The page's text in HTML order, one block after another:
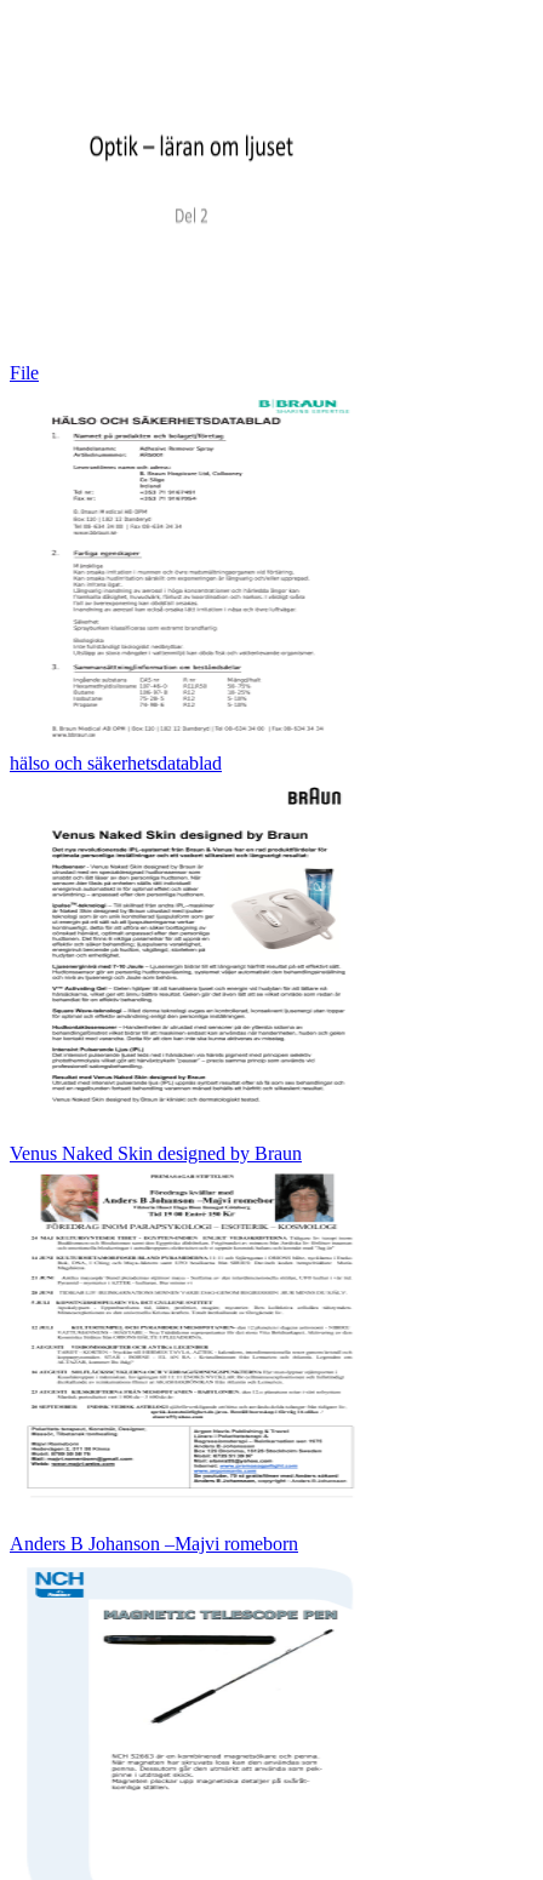
File
hälso och säkerhetsdatablad
Venus Naked Skin designed by Braun
Anders B Johanson –Majvi romeborn